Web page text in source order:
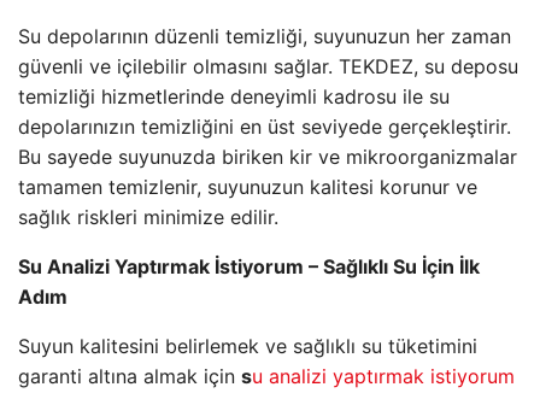
Su depolarının düzenli temizliği, suyunuzun her zaman
güvenli ve içilebilir olmasını sağlar. TEKDEZ, su deposu
temizliği hizmetlerinde deneyimli kadrosu ile su
depolarınızın temizliğini en üst seviyede gerçekleştirir.
Bu sayede suyunuzda biriken kir ve mikroorganizmalar
tamamen temizlenir, suyunuzun kalitesi korunur ve
sağlık riskleri minimize edilir.
Su Analizi Yaptırmak İstiyorum – Sağlıklı Su İçin İlk
Adım
Suyun kalitesini belirlemek ve sağlıklı su tüketimini
garanti altına almak için su analizi yaptırmak istiyorum